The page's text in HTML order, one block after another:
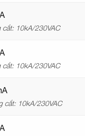
10kA/230VAC
10kA/230VAC
cắt: 10kA/230VAC